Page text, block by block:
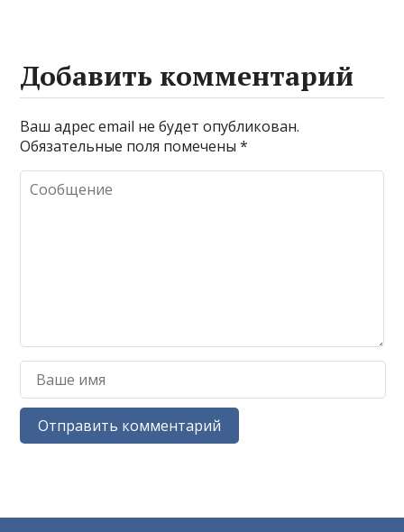
Добавить комментарий
Ваш адрес email не будет опубликован.
Обязательные поля помечены*